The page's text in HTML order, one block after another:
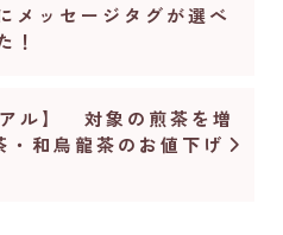
メッセージタグが選べ
！
アル】 対象の煎茶を増
・和烏龍茶のお値下げ